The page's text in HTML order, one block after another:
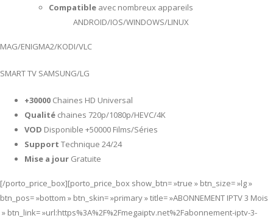
Compatible avec nombreux appareils
ANDROID/IOS/WINDOWS/LINUX
MAG/ENIGMA2/KODI/VLC
SMART TV SAMSUNG/LG
+30000 Chaines HD Universal
Qualité chaines 720p/1080p/HEVC/4K
VOD Disponible +50000 Films/Séries
Support Technique 24/24
Mise a jour Gratuite
[/porto_price_box][porto_price_box show_btn= »true » btn_size= »lg »
btn_pos= »bottom » btn_skin= »primary » title= »ABONNEMENT IPTV 3 Mois
» btn_link= »url:https%3A%2F%2Fmegaiptv.net%2Fabonnement-iptv-3-